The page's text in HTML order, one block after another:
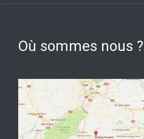
Où sommes nous ?